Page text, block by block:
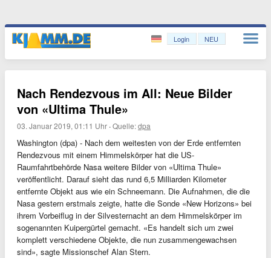
Login NEU
Nach Rendezvous im All: Neue Bilder
von «Ultima Thule»
03. Januar 2019, 01:11 Uhr ·Quelle:dpa
Washington (dpa) - Nach dem weitesten von der Erde entfernten
Rendezvous mit einem Himmelskörper hat die US-
Raumfahrtbehörde Nasa weitere Bilder von «Ultima Thule»
veröffentlicht. Darauf sieht das rund 6,5 Milliarden Kilometer
entfernte Objekt aus wie ein Schneemann. Die Aufnahmen, die die
Nasa gestern erstmals zeigte, hatte die Sonde «New Horizons» bei
ihrem Vorbeiflug in der Silvesternacht an dem Himmelskörper im
sogenannten Kuipergürtel gemacht. «Es handelt sich um zwei
komplett verschiedene Objekte, die nun zusammengewachsen
sind», sagte Missionschef Alan Stern.